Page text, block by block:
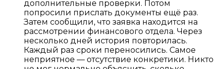
дополнительные проверки. Потом
попросили прислать документы ещё раз.
Затем сообщили, что заявка находится на
рассмотрении финансового отдела. Через
несколько дней история повторилась.
Каждый раз сроки переносились. Самое
неприятное — отсутствие конкретики. Никто